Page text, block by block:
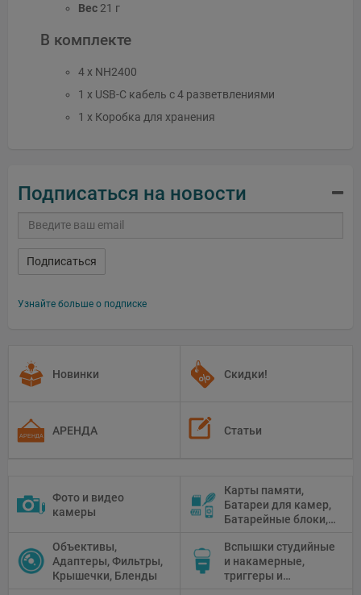
Вес21 г
В комплекте
4 x NH2400
1 x USB-C кабель с 4 разветвлениями
1 x Коробка для хранения
Подписаться на новости
Подписаться
Узнайте больше о подписке
Новинки Скидки!
АРЕНДА Статьи
Фото и видео
камеры
Карты памяти,
Батареи для камер,
Батарейные блоки,
Объективы,
Адаптеры, Фильтры,
Крышечки, Бленды
Вспышки студийные
и накамерные,
триггеры и